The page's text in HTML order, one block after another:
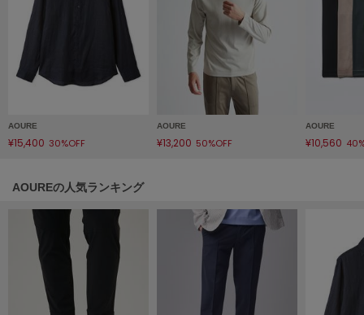
miies miim
ミーエスミーム
Mila Owen
ミラオーウェン
NEW Balance
ニューバランス
AOURE
¥15,400 30%OFF
AOURE
¥13,200 50%OFF
AOURE
¥10,560
AOUREの人気ランキング